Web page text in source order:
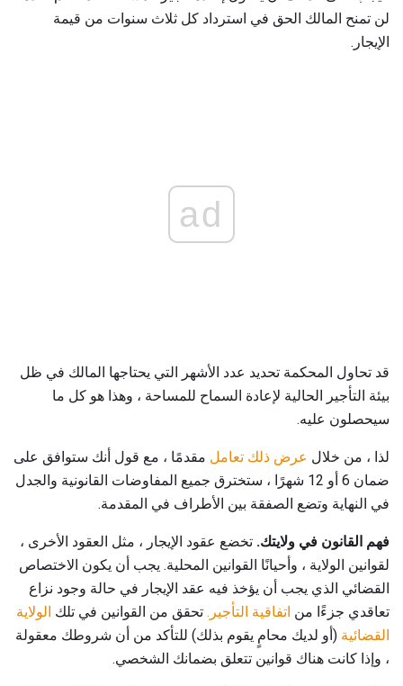
لن تمنح المالك الحق في استرداد كل ثلاث سنوات من قيمة
الإيجار.
ad
قد تحاول المحكمة تحديد عدد الأشهر التي يحتاجها المالك في ظل
بيئة التأجير الحالية لإعادة السماح للمساحة ، وهذا هو كل ما
سيحصلون عليه.
لذا ، من خلال عرض ذلك تعامل مقدمًا ، مع قول أنك ستوافق على
ضمان 6 أو 12 شهرًا ، ستخترق جميع المفاوضات القانونية والجدل
في النهاية وتضع الصفقة بين الأطراف في المقدمة.
فهم القانون في ولايتك. تخضع عقود الإيجار ، مثل العقود الأخرى ،
لقوانين الولاية ، وأحيانًا القوانين المحلية. يجب أن يكون الاختصاص
القضائي الذي يجب أن يؤخذ فيه عقد الإيجار في حالة وجود نزاع
تعاقدي جزءًا من اتفاقية التأجير. تحقق من القوانين في تلك الولاية
القضائية (أو لديك محامٍ يقوم بذلك) للتأكد من أن شروطك معقولة
، وإذا كانت هناك قوانين تتعلق بضمانك الشخصي.